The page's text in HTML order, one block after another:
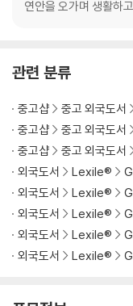
연안을 오가며 생활하
관련 분류
중고샵 중고 외국도서
중고샵
중고 외국도서
중고샵
중고 외국도서
외국도서
Lexile®
외국도서
Lexile®
외국도서
Lexile®
외국도서
Lexile®
외국도서
Lexile®